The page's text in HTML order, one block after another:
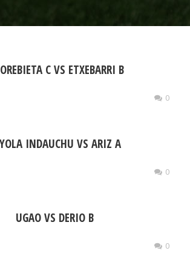
C VS ETXEBARRI B
0
INDAUCHU VS ARIZ A
0
UGAO VS DERIO B
0